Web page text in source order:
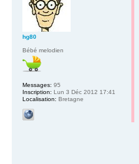
hg80
Bébé melodien
Messages: 95
Inscription: Lun 3 Déc 2012 17:41
Localisation: Bretagne